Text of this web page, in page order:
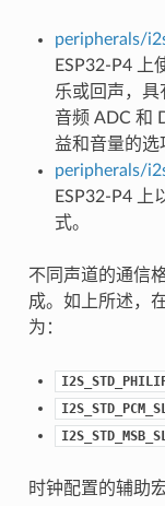
peripherals/
ESP32-P4 上
乐或回声，具
音频 ADC 和
益和音量的选
peripherals/
ESP32-P4 上
式。
不同声道的通信
成。如上所述，
为：
时钟配置的辅助宏